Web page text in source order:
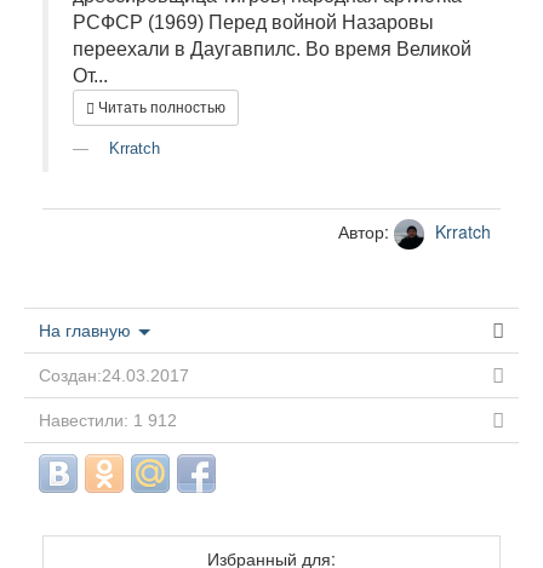
РСФСР (1969) Перед войной Назаровы
переехали в Даугавпилс. Во время Великой
От...
Читать полностью
Krratch
Автор: Krratch
На главную
Создан:24.03.2017
Навестили: 1 912
Избранный для: